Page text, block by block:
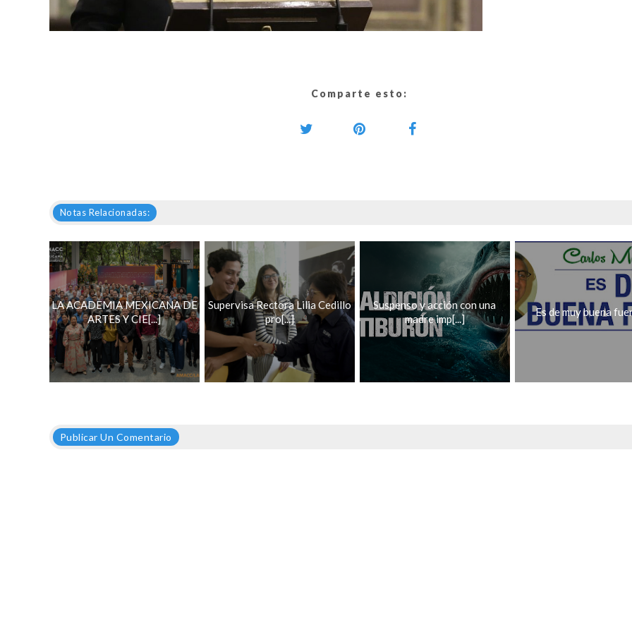
Comparte esto:
Notas Relacionadas:
LA ACADEMIA MEXICANA DE
ARTES Y CIE[...]
Supervisa Rectora Lilia Cedillo
pro[...]
Suspenso y acción con una
madre imp[...]
Es de muy buena
Publicar Un Comentario